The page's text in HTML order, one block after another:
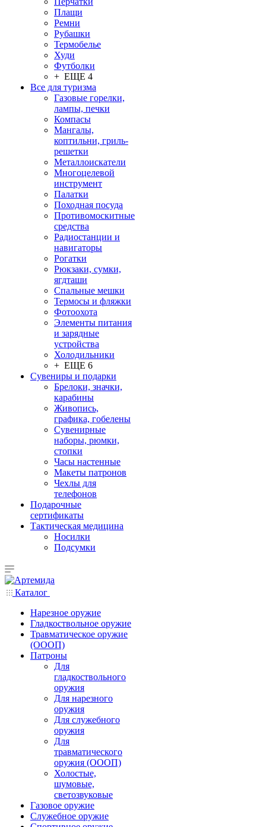
Плащи
Ремни
Рубашки
Термобелье
Худи
Футболки
+ ЕЩЕ 4
Все для туризма
Газовые горелки,
лампы, печки
Компасы
Мангалы,
коптильни, гриль-
решетки
Металлоискатели
Многоцелевой
инструмент
Палатки
Походная посуда
Противомоскитные
средства
Радиостанции и
навигаторы
Рогатки
Рюкзаки, сумки,
ягдташи
Спальные мешки
Термосы и фляжки
Фотоохота
Элементы питания
и зарядные
устройства
Холодильники
+ ЕЩЕ 6
Сувениры и подарки
Брелоки, значки,
карабины
Живопись,
графика, гобелены
Сувенирные
наборы, рюмки,
стопки
Часы настенные
Макеты патронов
Чехлы для
телефонов
Подарочные
сертификаты
Тактическая медицина
Носилки
Подсумки
Каталог
Нарезное оружие
Гладкоствольное оружие
Травматическое оружие
(ОООП)
Патроны
Для
гладкоствольного
оружия
Для нарезного
оружия
Для служебного
оружия
Для
травматического
оружия (ОООП)
Холостые,
шумовые,
светозвуковые
Газовое оружие
Служебное оружие